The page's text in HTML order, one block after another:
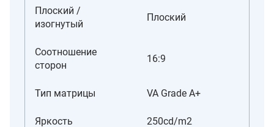
Плоский /
изогнутый
Плоский
Соотношение
сторон
16:9
Тип матрицы VA Grade A+
Яркость 250cd/m2